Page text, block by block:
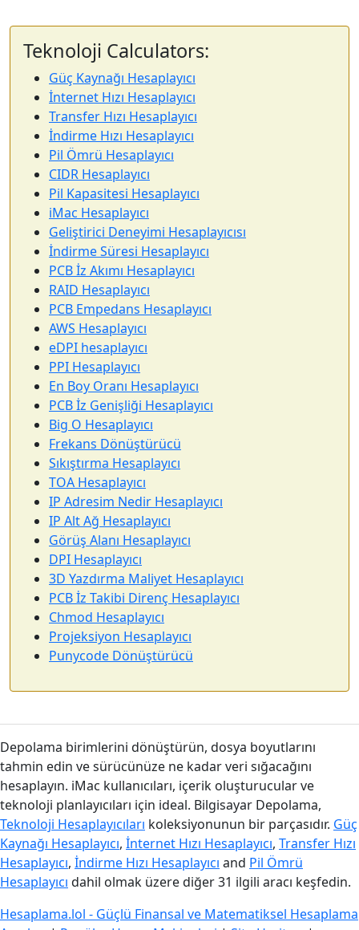
Teknoloji Calculators:
Güç Kaynağı Hesaplayıcı
İnternet Hızı Hesaplayıcı
Transfer Hızı Hesaplayıcı
İndirme Hızı Hesaplayıcı
Pil Ömrü Hesaplayıcı
CIDR Hesaplayıcı
Pil Kapasitesi Hesaplayıcı
iMac Hesaplayıcı
Geliştirici Deneyimi Hesaplayıcısı
İndirme Süresi Hesaplayıcı
PCB İz Akımı Hesaplayıcı
RAID Hesaplayıcı
PCB Empedans Hesaplayıcı
AWS Hesaplayıcı
eDPI hesaplayıcı
PPI Hesaplayıcı
En Boy Oranı Hesaplayıcı
PCB İz Genişliği Hesaplayıcı
Big O Hesaplayıcı
Frekans Dönüştürücü
Sıkıştırma Hesaplayıcı
TOA Hesaplayıcı
IP Adresim Nedir Hesaplayıcı
IP Alt Ağ Hesaplayıcı
Görüş Alanı Hesaplayıcı
DPI Hesaplayıcı
3D Yazdırma Maliyet Hesaplayıcı
PCB İz Takibi Direnç Hesaplayıcı
Chmod Hesaplayıcı
Projeksiyon Hesaplayıcı
Punycode Dönüştürücü
Depolama birimlerini dönüştürün, dosya boyutlarını
tahmin edin ve sürücünüze ne kadar veri sığacağını
hesaplayın. iMac kullanıcıları, içerik oluşturucular ve
teknoloji planlayıcıları için ideal. Bilgisayar Depolama,
Teknoloji Hesaplayıcıları koleksiyonunun bir parçasıdır. Güç
Kaynağı Hesaplayıcı, İnternet Hızı Hesaplayıcı, Transfer Hızı
Hesaplayıcı, İndirme Hızı Hesaplayıcı and Pil Ömrü
Hesaplayıcı dahil olmak üzere diğer 31 ilgili aracı keşfedin.
Hesaplama.lol - Güçlü Finansal ve Matematiksel Hesaplama